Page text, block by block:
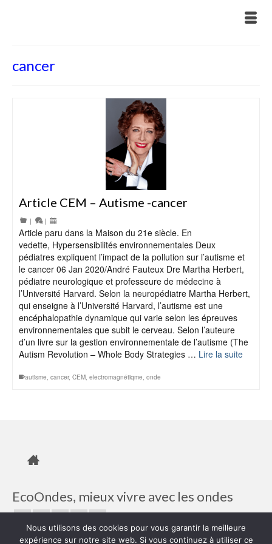
cancer
Article CEM – Autisme -cancer
| |
Article paru dans la Maison du 21e siècle. En
vedette, Hypersensibilités environnementales Deux
pédiatres expliquent l’impact de la pollution sur l’autisme et
le cancer 06 Jan 2020/André Fauteux Dre Martha Herbert,
pédiatre neurologique et professeure de médecine à
l’Université Harvard. Selon la neuropédiatre Martha Herbert,
qui enseigne à l’Université Harvard, l’autisme est une
encéphalopathie dynamique qui varie selon les épreuves
environnementales que subit le cerveau. Selon l’auteure
d’un livre sur la gestion environnementale de l’autisme (The
Autism Revolution – Whole Body Strategies … Lire la suite
autisme, cancer, CEM, electromagnétiqme, onde
EcoOndes, mieux vivre avec les ondes
Nous utilisons des cookies pour vous garantir la meilleure
expérience sur notre site web. Si vous continuez à utiliser ce